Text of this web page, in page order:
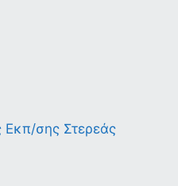
Εκπ/σης Στερεάς